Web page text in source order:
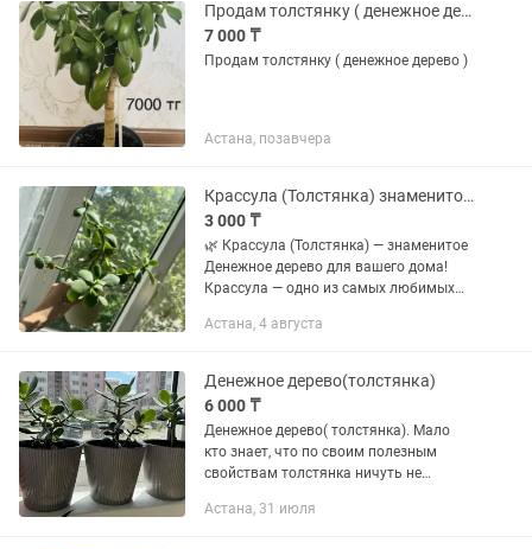
Продам толстянку ( денежное дерево)
7 000 ₸
Продам толстянку ( денежное дерево )
Астана, позавчера
Крассула (Толстянка) знаменитое Денежное дерево для вашего дома!
3 000 ₸
🌿 Крассула (Толстянка) — знаменитое
Денежное дерево для вашего дома!
Крассула — одно из самых любимых
мясистые листья и крепкие стебли
Астана, 4 августа
Денежное дерево(толстянка)
6 000 ₸
Денежное дерево( толстянка). Мало
кто знает, что по своим полезным
свойствам толстянка ничуть не
соединениям она очищает воздух от
Астана, 31 июля